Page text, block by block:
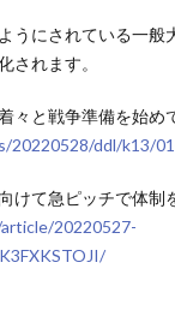
うにされている一般
されます。
々と戦争準備を始め
20220528/ddl/k13/
けて急ピッチで体制
20220527-